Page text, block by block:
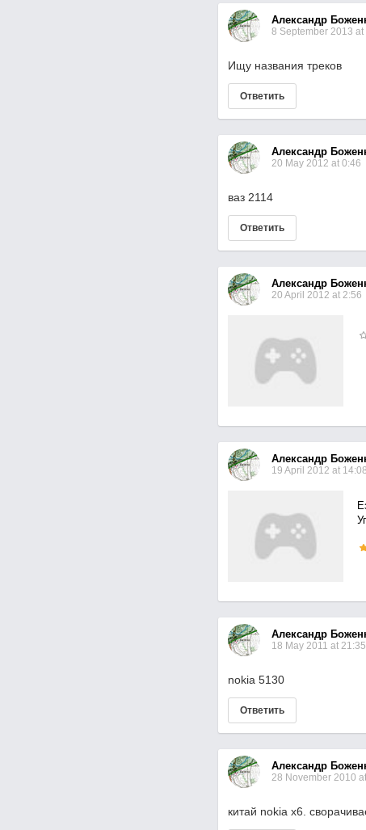
Александр
8 September 2013 at
Ищу названия треков
Ответить
Александр
20 May 2012 at 0:46
ваз 2114
Ответить
Александр
20 April 2012 at 2:56
Александр
19 April 2012 at 14:08
Александр
18 May 2011 at 21:35
nokia 5130
Ответить
Александр
28 November 2010
китай nokia x6.